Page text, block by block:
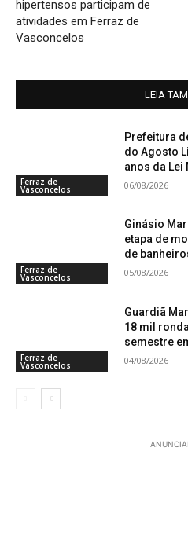
hipertensos participam de
atividades em Ferraz de
Vasconcelos
LEIA
Ferraz de
Vasconcelos
Prefeitura
do Agosto
anos da Lei
06/08/2026
Ferraz de
Vasconcelos
Ginásio
etapa de
de
05/08/2026
Ferraz de
Vasconcelos
Guardiã
18 mil
semestre
04/08/2026